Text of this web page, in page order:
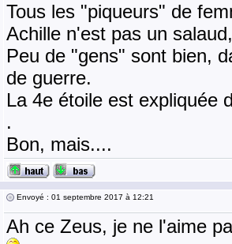
Tous les "piqueurs" de
Achille n'est pas un
Peu de "gens" sont bien,
de guerre.
La 4e étoile est expliquée
.
Bon, mais....
Envoyé : 01 septembre 2017 à 12:21
Ah ce Zeus, je ne l'aime